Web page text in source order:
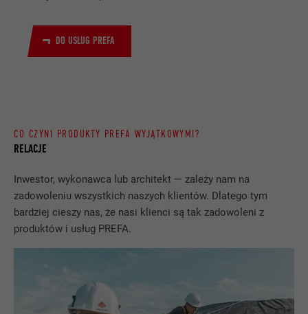
DO USŁUG PREFA
RELACJE
CO CZYNI PRODUKTY PREFA WYJĄTKOWYMI?
Inwestor, wykonawca lub architekt — zależy nam na
zadowoleniu wszystkich naszych klientów. Dlatego tym
bardziej cieszy nas, że nasi klienci są tak zadowoleni z
produktów i usług PREFA.